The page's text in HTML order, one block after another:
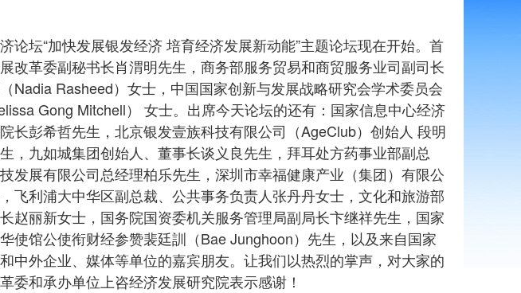
坛“加快发展银发经济 培育经济发展新动能”主题论坛现在开始。首
改革委副秘书长肖渭明先生，商务部服务贸易和商贸服务业司副司长
Nadia Rasheed）女士，中国国家创新与发展战略研究会学术委员会
Gong Mitchell） 女士。出席今天论坛的还有：国家信息中心经济
长彭希哲先生，北京银发壹族科技有限公司（AgeClub）创始人 段明
，九如城集团创始人、董事长谈义良先生，拜耳处方药事业部副总
发展有限公司总经理柏乐先生，深圳市幸福健康产业（集团）有限公
飞利浦大中华区副总裁、公共事务负责人张丹丹女士，文化和旅游部
赵丽新女士，国务院国资委机关服务管理局副局长卞继祥先生，国家
使馆公使衔财经参赞裴廷訓（Bae Junghoon）先生，以及来自国家
中外企业、媒体等单位的嘉宾朋友。让我们以热烈的掌声，对大家的
委和承办单位上咨经济发展研究院表示感谢！